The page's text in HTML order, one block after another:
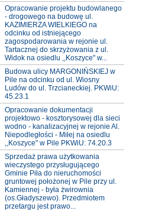
Opracowanie projektu budowlanego
- drogowego na budowę ul.
KAZIMIERZA WIELKIEGO na
odcinku od istniejącego
zagospodarowania w rejonie ul.
Tartacznej do skrzyżowania z ul.
Widok na osiedlu ,,Koszyce" w...
Budowa ulicy MARGONIŃSKIEJ w
Pile na odcinku od ul. Wiosny
Ludów do ul. Trzcianeckiej. PKWiU:
45.23.1
Opracowanie dokumentacji
projektowo - kosztorysowej dla sieci
wodno - kanalizacyjnej w rejonie Al.
Niepodległości - Miłej na osiedlu
,,Koszyce" w Pile PKWiU: 74.20.3
Sprzedaż prawa użytkowania
wieczystego przysługującego
Gminie Piła do nieruchomości
gruntowej położonej w Pile przy ul.
Kamiennej - była żwirownia
(os.Gładyszewo). Przedmiotem
przetargu jest prawo...